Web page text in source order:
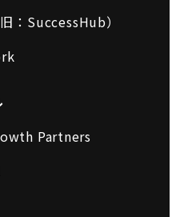
：SuccessHub）
Partners